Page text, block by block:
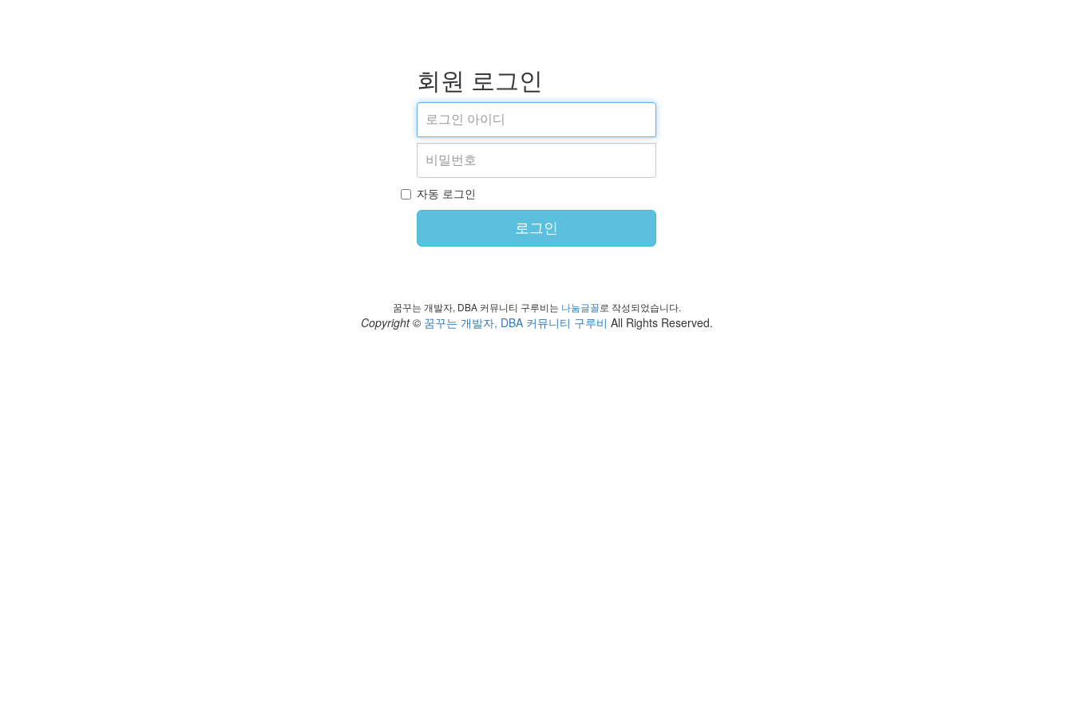
회원 로그인
자동 로그인
로그인
꿈꾸는 개발자, DBA 커뮤니티 구루비는 나눔글꼴로 작성되었습니다.
Copyright © 꿈꾸는 개발자, DBA 커뮤니티 구루비 All Rights Reserved.